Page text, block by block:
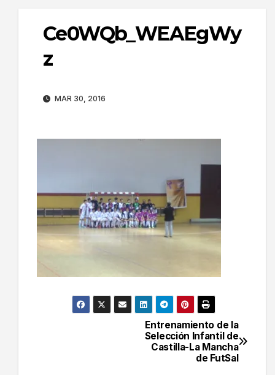
Ce0WQb_WEAEgWy
z
MAR 30, 2016
NavegaciónEntrenamiento de la
Selección Infantil de
Castilla-La Mancha
de FutSal